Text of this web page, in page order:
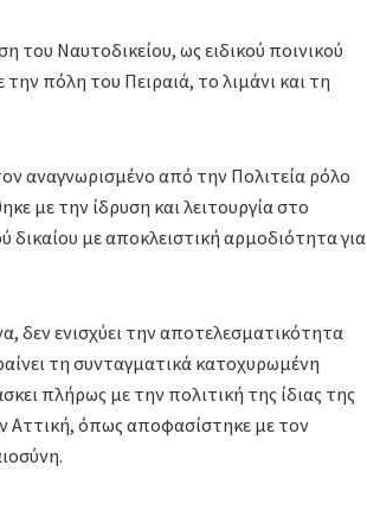
του Ναυτοδικείου, ως ειδικού ποινικού
πόλη του Πειραιά, το λιμάνι και τη
αναγνωρισμένο από την Πολιτεία ρόλο
με την ίδρυση και λειτουργία στο
με αποκλειστική αρμοδιότητα για
δεν ενισχύει την αποτελεσματικότητα
τη συνταγματικά κατοχυρωμένη
πλήρως με την πολιτική της ίδιας της
Αττική, όπως αποφασίστηκε με τον